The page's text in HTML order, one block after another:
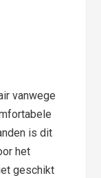
vanwege
is dit
het
geschikt